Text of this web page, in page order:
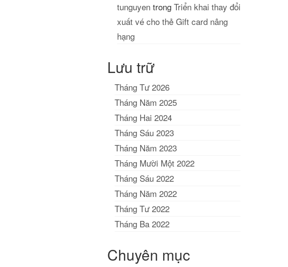
tunguyentrong Triển khai thay đổi
xuất vé cho thẻ Gift card nâng
hạng
Lưu trữ
Tháng Tư 2026
Tháng Năm 2025
Tháng Hai 2024
Tháng Sáu 2023
Tháng Năm 2023
Tháng Mười Một 2022
Tháng Sáu 2022
Tháng Năm 2022
Tháng Tư 2022
Tháng Ba 2022
Chuyên mục